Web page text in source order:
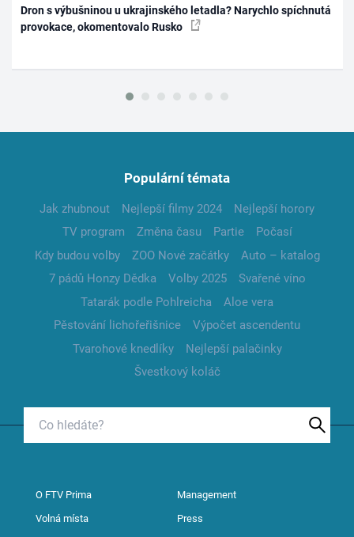
Dron s výbušninou u ukrajinského letadla? Narychlo spíchnutá
provokace, okomentovalo Rusko
Populární témata
Jak zhubnout Nejlepší filmy 2024
Nejlepší horory
TV program
Změna času Partie
Počasí
Kdy budou volby
ZOO Nové začátky
Auto – katalog
7 pádů Honzy Dědka
Volby 2025
Svařené víno
Tatarák podle Pohlreicha
Aloe vera
Pěstování lichořeřišnice
Výpočet ascendentu
Tvarohové knedlíky
Nejlepší palačinky
Švestkový koláč
O FTV Prima Management
Volná místa Press